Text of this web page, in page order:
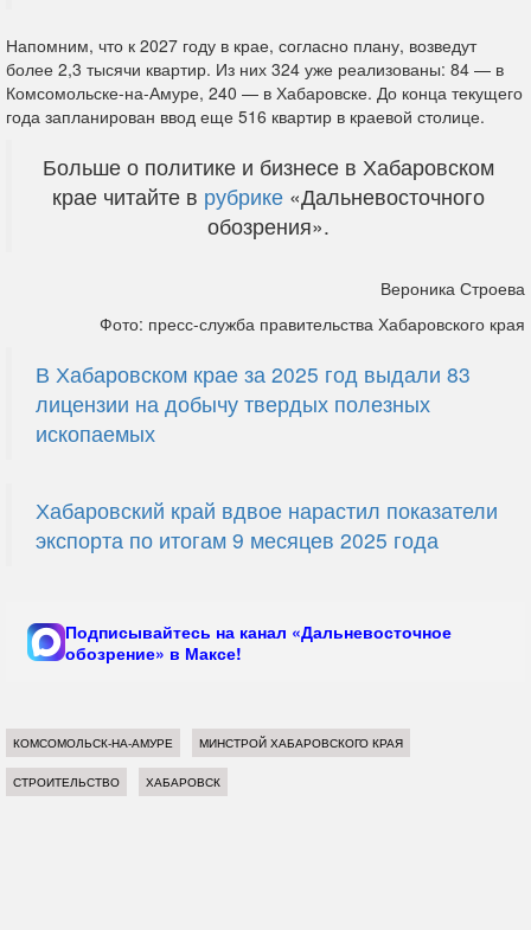
Напомним, что к 2027 году в крае, согласно плану, возведут
более 2,3 тысячи квартир. Из них 324 уже реализованы: 84 — в
Комсомольске-на-Амуре, 240 — в Хабаровске. До конца текущего
года запланирован ввод еще 516 квартир в краевой столице.
Больше о политике и бизнесе в Хабаровском
крае читайте в рубрике «Дальневосточного
обозрения».
Вероника Строева
Фото: пресс-служба правительства Хабаровского края
В Хабаровском крае за 2025 год выдали 83
лицензии на добычу твердых полезных
ископаемых
Хабаровский край вдвое нарастил показатели
экспорта по итогам 9 месяцев 2025 года
Подписывайтесь на канал «Дальневосточное
обозрение» в Максе!
КОМСОМОЛЬСК-НА-АМУРЕ МИНСТРОЙ ХАБАРОВСКОГО КРАЯ
СТРОИТЕЛЬСТВО ХАБАРОВСК